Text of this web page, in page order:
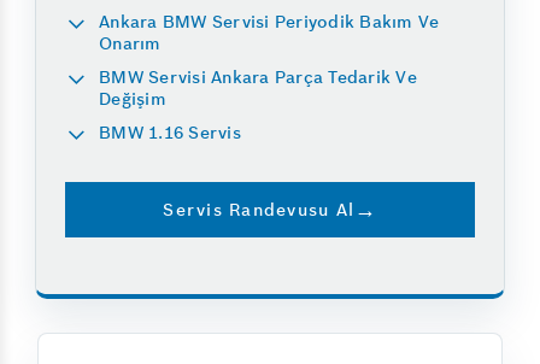
Ankara BMW Servisi Periyodik Bakım Ve
Onarım
BMW Servisi Ankara Parça Tedarik Ve
Değişim
BMW 1.16 Servis
Servis Randevusu Al